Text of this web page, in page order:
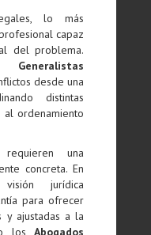
lo más
capaz
del problema.
Generalistas
desde una
distintas
ordenamiento
una
concreta. En
jurídica
para ofrecer
y ajustadas a la
losAbogados